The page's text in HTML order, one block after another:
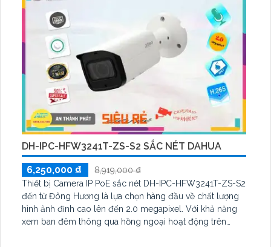
DH-IPC-HFW3241T-ZS-S2 SẮC NÉT DAHUA
6,250,000 ₫
8,919,000 ₫
Thiết bị Camera IP PoE sắc nét DH-IPC-HFW3241T-ZS-S2
đến từ Đông Hương là lựa chọn hàng đầu về chất lượng
hình ảnh đỉnh cao lên đến 2.0 megapixel. Với khả năng
xem ban đêm thông qua hồng ngoại hoạt động trên